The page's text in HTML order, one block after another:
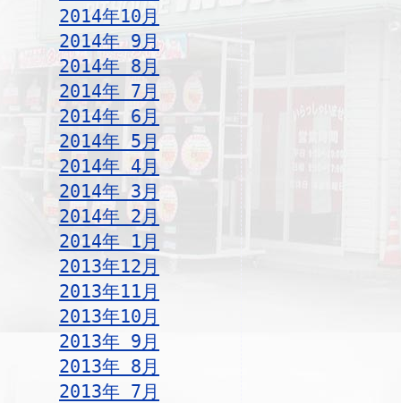
2014年10月
2014年 9月
2014年 8月
2014年 7月
2014年 6月
2014年 5月
2014年 4月
2014年 3月
2014年 2月
2014年 1月
2013年12月
2013年11月
2013年10月
2013年 9月
2013年 8月
2013年 7月